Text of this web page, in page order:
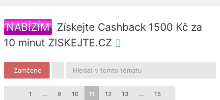
NABÍZÍM
Získejte Cashback 1500 Kč za
10 minut ZISKEJTE.CZ
Zamčeno
1 … 9 10 11 12 13 … 15